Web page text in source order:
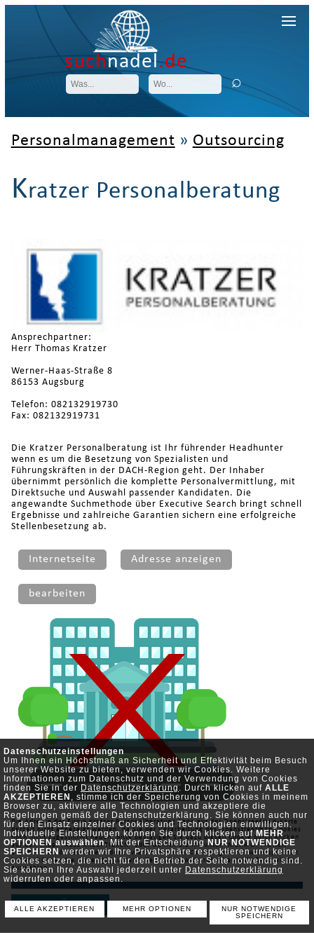
Datenschutzeinstellungen
Um Ihnen ein Höchstmaß an Sicherheit und Effektivität beim Besuch
unserer Website zu bieten, verwenden wir Cookies. Weitere
Informationen zum Datenschutz und der Verwendung von Cookies
finden Sie in der Datenschutzerklärung. Durch klicken auf ALLE
AKZEPTIEREN , stimme ich der Speicherung von Cookies in meinem
Browser zu, aktiviere alle Technologien und akzeptiere die
Regelungen gemäß der Datenschutzerklärung. Sie können auch nur
für den Einsatz einzelner Cookies und Technologien einwilligen.
Individuelle Einstellungen können Sie durch klicken aufMEHR
OPTIONEN auswählen. Mit der EntscheidungNUR NOTWENDIGE
SPEICHERNwerden wir Ihre Privatsphäre respektieren und keine
Cookies setzen, die nicht für den Betrieb der Seite notwendig sind.
Sie können Ihre Auswahl jederzeit unter Datenschutzerklärung
widerrufen oder anpassen.
ALLE AKZEPTIEREN MEHR OPTIONEN
NUR NOTWENDIGE
SPEICHERN
suchnadel.de
Personalmanagement » Outsourcing
Kratzer Personalberatung
Ansprechpartner:
Herr Thomas Kratzer
Werner-Haas-Straße 8
86153 Augsburg
Telefon: 082132919730
Fax: 082132919731
Die Kratzer Personalberatung ist Ihr führender Headhunter
wenn es um die Besetzung von Spezialisten und
Führungskräften in der DACH-Region geht. Der Inhaber
übernimmt persönlich die komplette Personalvermittlung, mit
Direktsuche und Auswahl passender Kandidaten. Die
angewandte Suchmethode über Executive Search bringt schnell
Ergebnisse und zahlreiche Garantien sichern eine erfolgreiche
Stellenbesetzung ab.
Internetseite Adresse anzeigen
bearbeiten
Die Adresse der Firma Kratzer Personalberatung kann auf der Openstreetmap-Karte
derzeit nicht angezeigt werden, da Sie der Verarbeitung des Openstreetmap Cookies
noch nicht zugestimmt haben. Bitte bestätigen Sie dazu diesen Cookie durch klicken
auf den Knopf "ALLE AKZEPTIEREN" oder wählen Sie ihn unter "MEHR OPTIONEN"
aus. Falls Sie diesen bereits deaktiviert haben oder Cookies generell widersprochen
haben, können Sie diesenhierunter "alle Cookies widerrufen" anschließend wieder
auswählen.
ZURÜCK